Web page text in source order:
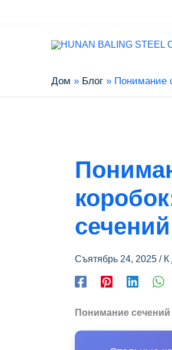
Дом Блог Понимание
Съятябрь 24, 2025 / К
Понимание